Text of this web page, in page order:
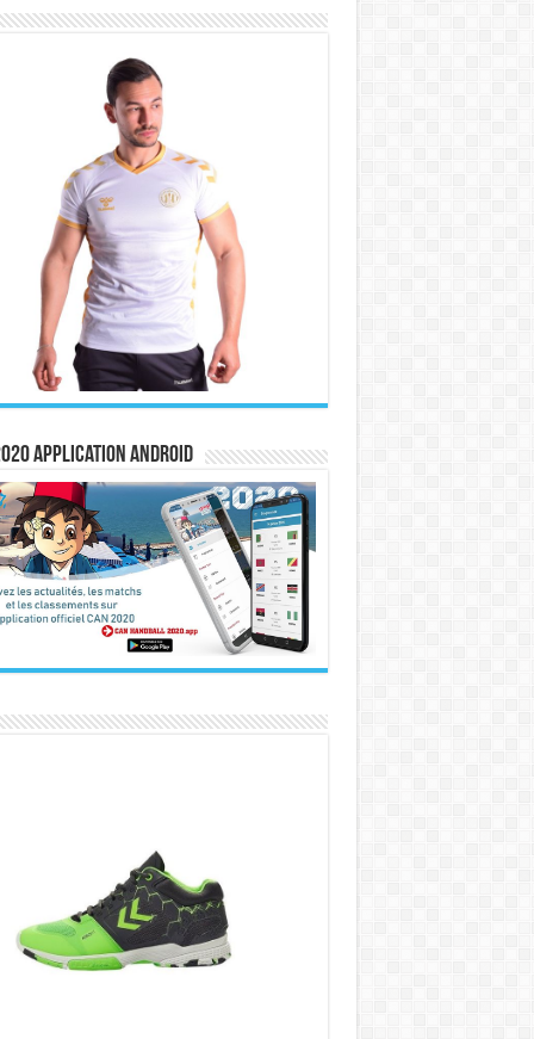
Application Android